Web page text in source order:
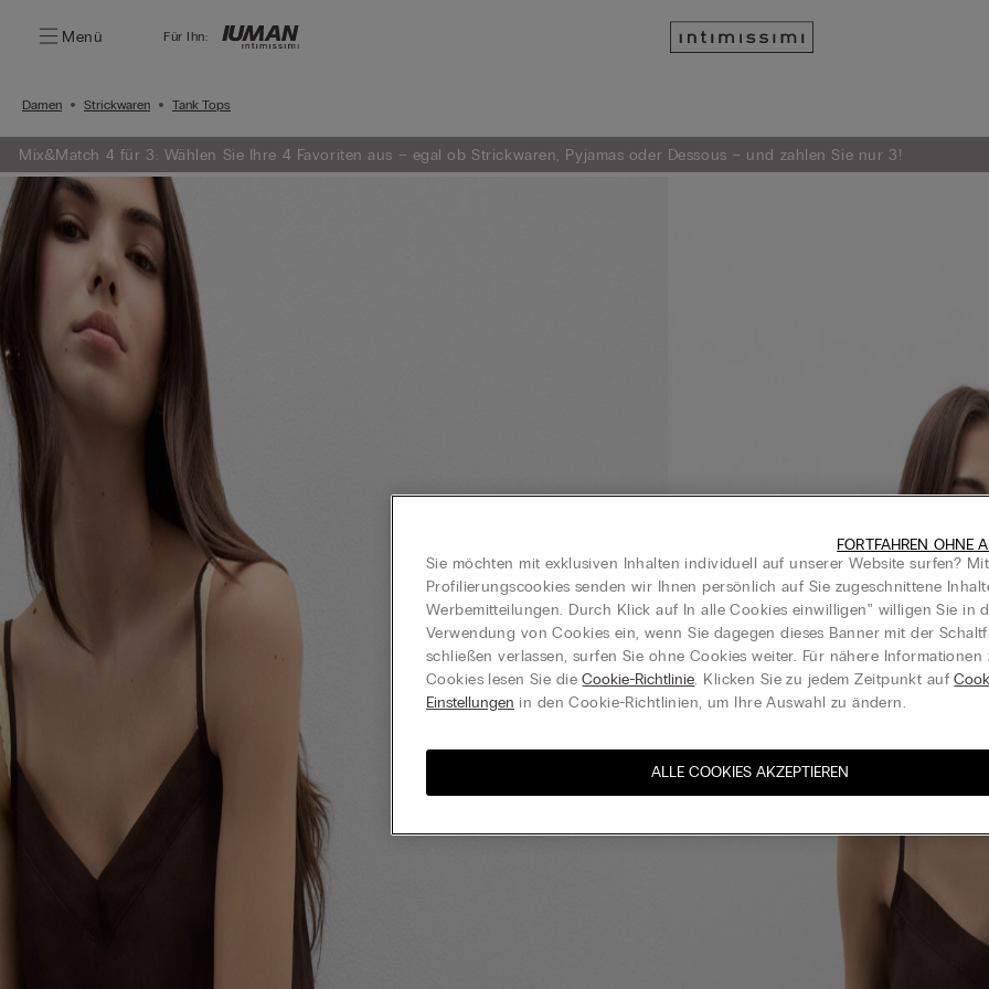
Menü Für Ihn:
Damen Strickwaren Tank Tops
Mix&Match 4 für 3: Wählen Sie Ihre 4 Favoriten aus – egal ob Strickwaren, Pyjamas oder Dessous – und zahlen Sie nur 3!
Sie möchten mit exklusiven Inhalten individuell auf unserer Website surfen?
Profilierungscookies senden wir Ihnen persönlich auf Sie zugeschnittene
Werbemitteilungen. Durch Klick auf In alle Cookies einwilligen‟ willigen Sie in
Verwendung von Cookies ein, wenn Sie dagegen dieses Banner mit der
schließen verlassen, surfen Sie ohne Cookies weiter. Für nähere Informationen
Cookies lesen Sie dieCookie-Richtlinie. Klicken Sie zu jedem Zeitpunkt auf
Einstellungen in den Cookie-Richtlinien, um Ihre Auswahl zu ändern.
ALLE COOKIES AKZEPTIEREN
FORTFAHREN OHNE